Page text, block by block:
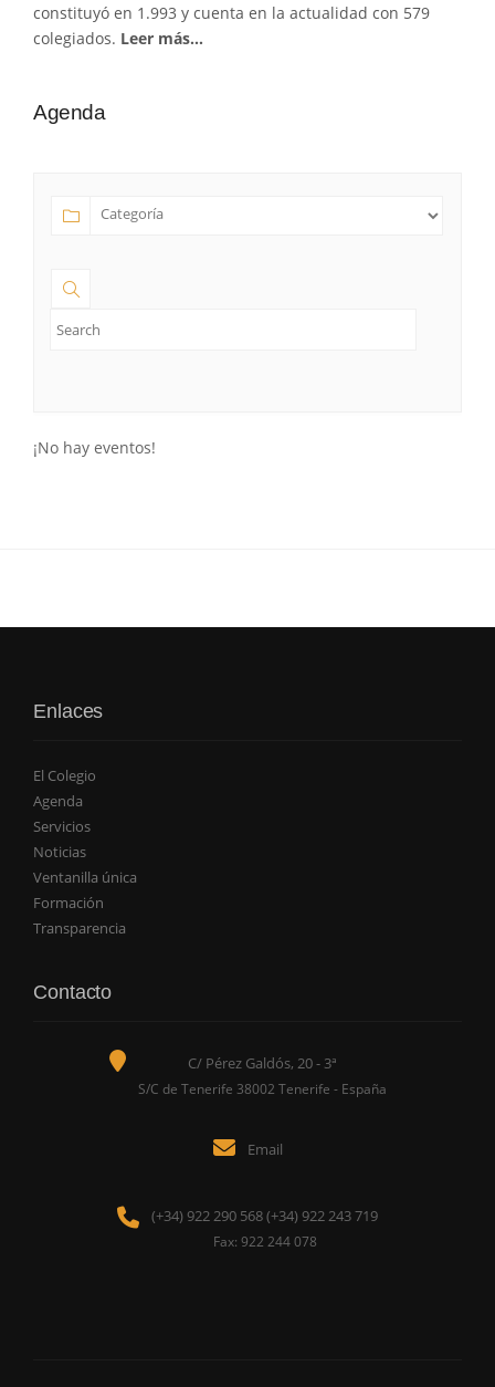
constituyó en 1.993 y cuenta en la actualidad con 579
colegiados. Leer más…
Agenda
¡No hay eventos!
Enlaces
El Colegio
Agenda
Servicios
Noticias
Ventanilla única
Formación
Transparencia
Contacto
C/ Pérez Galdós, 20 - 3ª
S/C de Tenerife 38002 Tenerife - España
Email
(+34) 922 290 568 (+34) 922 243 719
Fax: 922 244 078